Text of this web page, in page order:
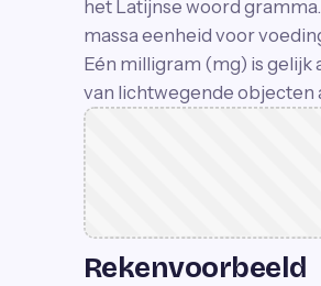
het Latijnse woord
massa eenheid voor
Eén milligram (mg) is
van lichtwegende objecten
Rekenvoorbeeld